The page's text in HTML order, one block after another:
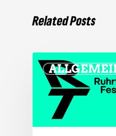
Related Posts